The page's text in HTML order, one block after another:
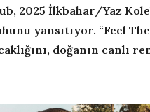
2025 İlkbahar/Yaz
yansıtıyor. “Feel
doğanın canlı